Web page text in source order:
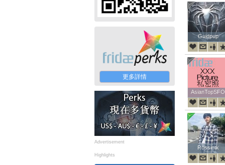
更多詳情
Advertisement
Highlights
Guidpup
Guidpup
AsianTopSFO
AsianTopSFO
Rossintk
Rossintk